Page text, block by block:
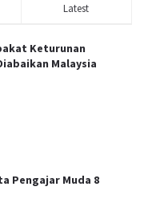
Latest
Keturunan
Malaysia
Pengajar Muda 8